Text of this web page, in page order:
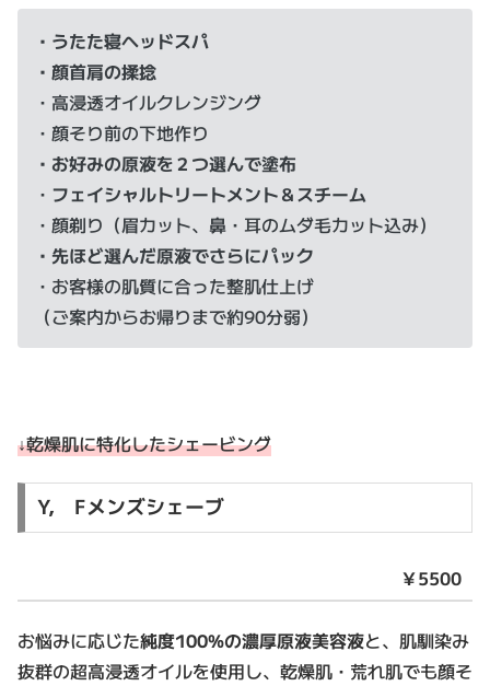
・うたた寝ヘッドスパ
・顔首肩の揉捻
・高浸透オイルクレンジング
・顔そり前の下地作り
・お好みの原液を２つ選んで塗布
・ フェイシャルトリートメント＆スチーム
・顔剃り（眉カット、鼻・耳のムダ毛カット込み）
・先ほど選んだ原液でさらにパック
・お客様の肌質に合った整肌仕上げ
（ご案内からお帰りまで約90分弱）
↓乾燥肌に特化したシェービング
Y, Fメンズシェーブ
￥5500
お悩みに応じた純度100%の濃厚原液美容液と、肌馴染み
抜群の超高浸透オイルを使用し、乾燥肌・荒れ肌でも顔そ